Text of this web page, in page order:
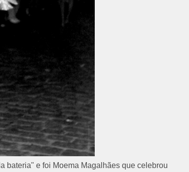
bateria" e foi Moema Magalhães que celebrou